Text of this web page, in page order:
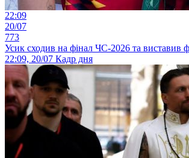
22:09
20/07
773
Усик сходив на фінал ЧС-2026 та виставив
22:09, 20/07 Кадр дня